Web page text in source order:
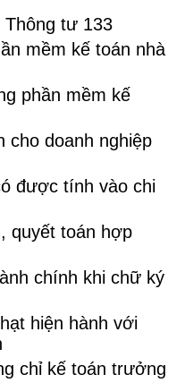
tư 133
mềm kế toán nhà
phần mềm kế
cho doanh nghiệp
được tính vào chi
quyết toán hợp
chính khi chữ ký
hiện hành với
chỉ kế toán trưởng